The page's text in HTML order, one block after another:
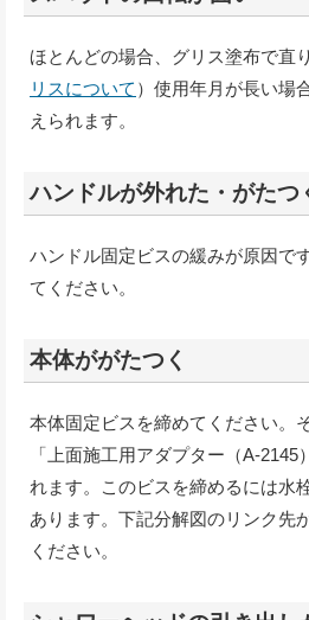
ほとんどの場合、グリス塗布で直
リスについて ）使用年月が長い場
えられます。
ハンドルが外れた・がたつ
ハンドル固定ビスの緩みが原因で
てください。
本体ががたつく
本体固定ビスを締めてください。
「上面施工用アダプター（A-
れます。このビスを締めるには水
あります。下記分解図のリンク先
ください。